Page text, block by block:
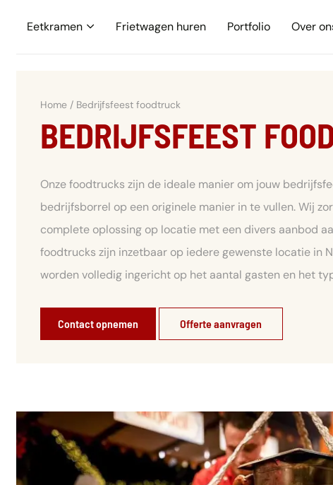
Eetkramen Frietwagen huren Portfolio Over
Home / Bedrijfsfeest foodtruck
BEDRIJFSFEEST
Onze foodtrucks zijn de ideale manier om jouw
bedrijfsborrel op een originele manier in te vullen. Wij
complete oplossing op locatie met een divers aanbod
foodtrucks zijn inzetbaar op iedere gewenste locatie in
worden volledig ingericht op het aantal gasten en het
Contact opnemen Offerte aanvragen